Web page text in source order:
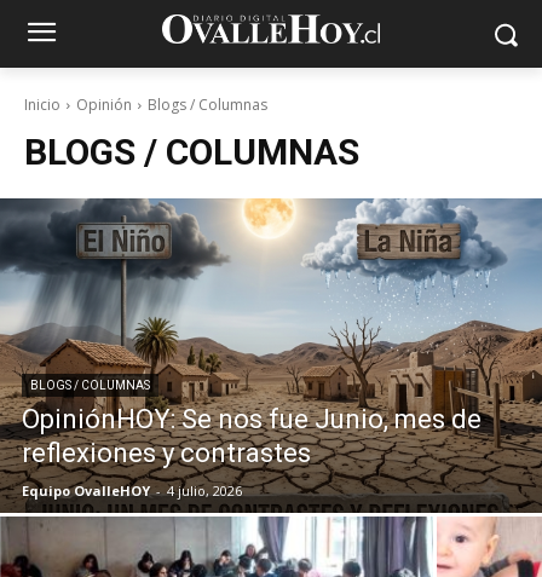
Inicio Opinión Blogs / Columnas
BLOGS / COLUMNAS
BLOGS / COLUMNAS
OpiniónHOY: Se nos fue Junio, mes de
reflexiones y contrastes
Equipo OvalleHOY - 4 julio, 2026